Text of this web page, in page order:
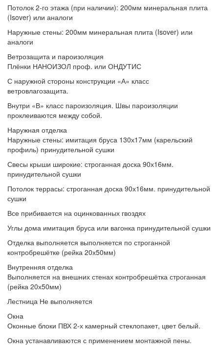
Потолок 2-го этажа (при наличии): 200мм минеральная плита
(Isover) или аналоги
Наружные стены: 200мм минеральная плита (Isover) или
аналоги
Ветрозащита и пароизоляция
Плёнки НАНОИЗОЛ проф. или ОНДУТИС
С наружной стороны конструкции «А» класс
ветровлагозащита.
Внутри «В» класс пароизоляция. Швы пароизоляции
проклеиваются между собой.
Наружная отделка
Наружные стены: имитация бруса 130х17мм (карельский
профиль) принудительной сушки
Свесы крыши широкие: строганная доска 90х16мм.
принудительной сушки
Потолок террасы: строганная доска 90х16мм. принудительной
сушки
Все прибивается на оцинкованных гвоздях
Углы дома имитация бруса или вагонка принудительной сушки
Отделка выполняется выполняется по строганной
контробрешётке (рейка 20х50мм)
Внутренняя отделка
Выполняется на внешних стенах контробрешётка строганная
(рейка 20х50мм)
Лестница Не выполняется
Окна
Оконные блоки ПВХ 2-х камерный стеклопакет, цвет белый.
Окна устанавливаются с применением монтажной пены.